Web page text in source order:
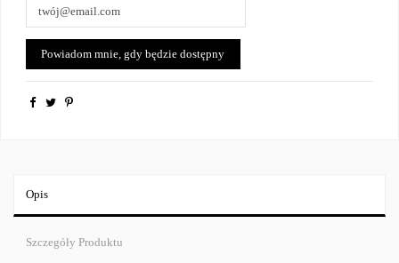
Opis
Szczegóły Produktu